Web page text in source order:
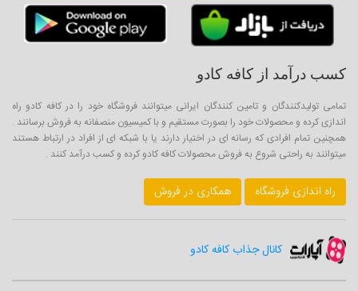
کسب درآمد از کافه کادو
تمامی تولیدکنندگان و تامین کنندگان ایرانی میتوانند فروشگاه خود را در کافه کادو راه
اندازی کرده و محصولات خود را بصورت مستقیم و با کمیسیون منصفانه به فروش برسانند .
همچنین تمام افرادی که رسانه ای در اختیار دارند یا با شبکه ای از افراد در ارتباط هستند
میتوانند به راحتی شروع به فروش محصولات کافه کادو کرده و کسب درآمد کنند .
راه اندازی فروشگاه همکاری در فروش
کانال جذاب کافه کادو